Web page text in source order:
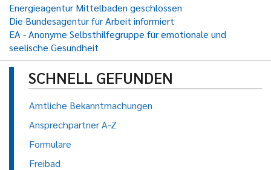
Energieagentur Mittelbaden geschlossen
Die Bundesagentur für Arbeit informiert
EA - Anonyme Selbsthilfegruppe für emotionale und
seelische Gesundheit
SCHNELL GEFUNDEN
Amtliche Bekanntmachungen
Ansprechpartner A-Z
Formulare
Freibad